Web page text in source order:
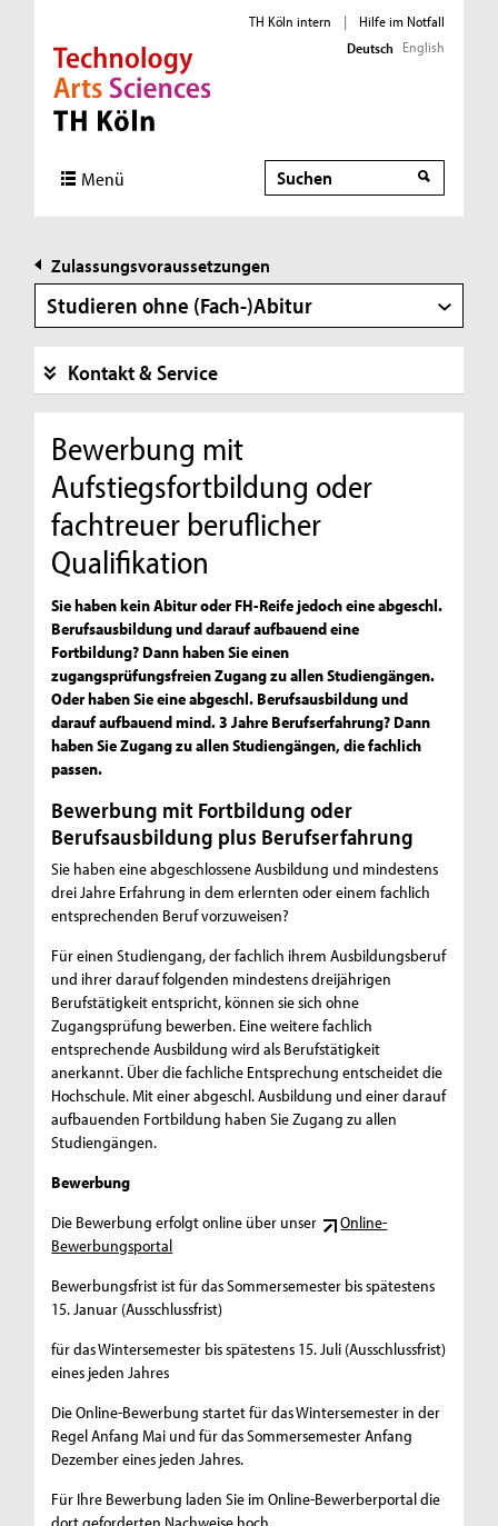
Direkt zur Hauptnavigation
Direkt zur Subnavigation
Direkt zum Inhalt
Direkt zum Fußbereich
TH Köln intern |
Hilfe im Notfall
Deutsch English
Menü Suche
Zulassungsvoraussetzungen
Studieren ohne (Fach-)Abitur
Kontakt & Service
Bewerbung mit
Aufstiegsfortbildung oder
fachtreuer beruflicher
Qualifikation
Sie haben kein Abitur oder FH-Reife jedoch eine abgeschl.
Berufsausbildung und darauf aufbauend eine
Fortbildung? Dann haben Sie einen
zugangsprüfungsfreien Zugang zu allen Studiengängen.
Oder haben Sie eine abgeschl. Berufsausbildung und
darauf aufbauend mind. 3 Jahre Berufserfahrung? Dann
haben Sie Zugang zu allen Studiengängen, die fachlich
passen.
Bewerbung mit Fortbildung oder
Berufsausbildung plus Berufserfahrung
Sie haben eine abgeschlossene Ausbildung und mindestens
drei Jahre Erfahrung in dem erlernten oder einem fachlich
entsprechenden Beruf vorzuweisen?
Für einen Studiengang, der fachlich ihrem Ausbildungsberuf
und ihrer darauf folgenden mindestens dreijährigen
Berufstätigkeit entspricht, können sie sich ohne
Zugangsprüfung bewerben. Eine weitere fachlich
entsprechende Ausbildung wird als Berufstätigkeit
anerkannt. Über die fachliche Entsprechung entscheidet die
Hochschule. Mit einer abgeschl. Ausbildung und einer darauf
aufbauenden Fortbildung haben Sie Zugang zu allen
Studiengängen.
Bewerbung
Die Bewerbung erfolgt online über unser
Online-
Bewerbungsportal
Bewerbungsfrist ist für das Sommersemester bis spätestens
15. Januar (Ausschlussfrist)
für das Wintersemester bis spätestens 15. Juli (Ausschlussfrist)
eines jeden Jahres
Die Online-Bewerbung startet für das Wintersemester in der
Regel Anfang Mai und für das Sommersemester Anfang
Dezember eines jeden Jahres.
Für Ihre Bewerbung laden Sie im Online-Bewerberportal die